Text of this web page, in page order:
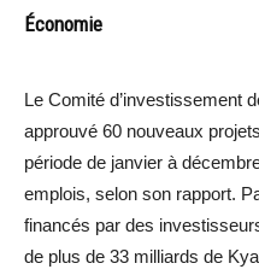
Économie
Le Comité d’investissement
approuvé 60 nouveaux
période de janvier à
emplois, selon son rapport.
financés par des
de plus de 33 milliards de